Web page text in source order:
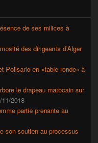
de ses milices à
des dirigeants d’Alger
Polisario en «table ronde» à
le drapeau marocain sur
11/2018
partie prenante au
son soutien au processus